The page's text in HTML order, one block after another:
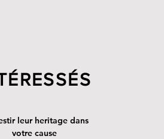
leur heritage dans
votre cause